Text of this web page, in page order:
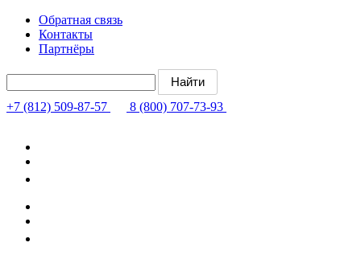
Обратная связь
Контакты
Партнёры
+7 (812) 509-87-57 8 (800) 707-73-93